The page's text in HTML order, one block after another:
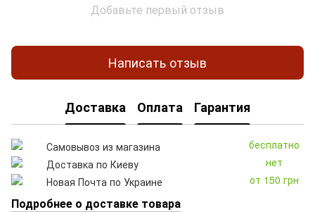
Добавьте первый отзыв
Написать отзыв
Доставка Оплата Гарантия
Самовывоз из магазина
бесплатно
Доставка по Киеву
нет
Новая Почта по Украине
от 150 грн
Подробнее о доставке товара